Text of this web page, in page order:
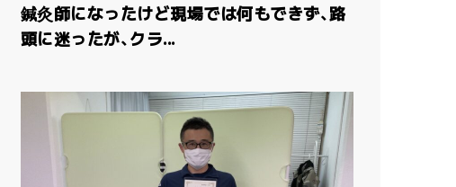
鍼灸師になったけど現場では何もできず、路
頭に迷ったが、クラ...